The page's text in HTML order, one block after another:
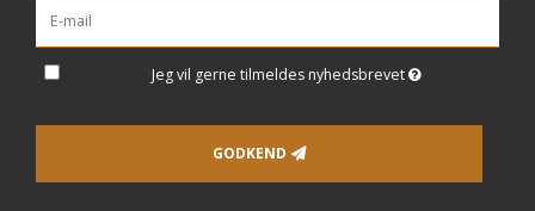
Jeg vil gerne tilmeldes nyhedsbrevet
GODKEND